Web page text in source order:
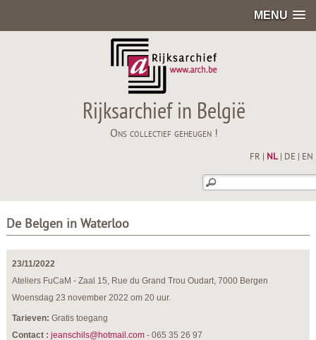
MENU
Rijksarchief in België
Ons collectief geheugen !
FR NL| DE EN
De Belgen in Waterloo
23/11/2022
Ateliers FuCaM - Zaal 15, Rue du Grand Trou Oudart, 7000 Bergen
Woensdag 23 november 2022 om 20 uur.
Tarieven: Gratis toegang
Contact : jeanschils@hotmail.com- 065 35 26 97